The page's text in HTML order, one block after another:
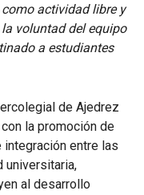
actividad libre y
voluntad del equipo
a estudiantes
de Ajedrez
la promoción de
entre las
universitaria,
al desarrollo